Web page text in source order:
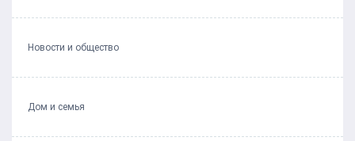
Новости и общество
Дом и семья